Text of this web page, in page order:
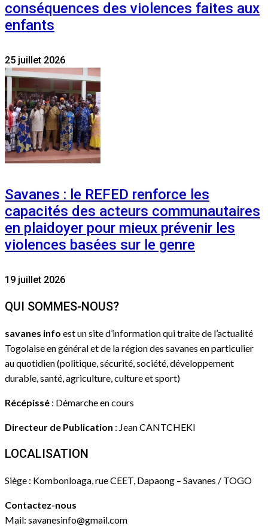
conséquences des violences faites aux
enfants
25 juillet 2026
Savanes : le REFED renforce les
capacités des acteurs communautaires
en plaidoyer pour mieux prévenir les
violences basées sur le genre
19 juillet 2026
QUI SOMMES-NOUS?
savanes info est un site d’information qui traite de l’actualité
Togolaise en général et de la région des savanes en particulier
au quotidien (politique, sécurité, société, développement
durable, santé, agriculture, culture et sport)
Récépissé : Démarche en cours
Directeur de Publication : Jean CANTCHEKI
LOCALISATION
Siège : Kombonloaga, rue CEET, Dapaong – Savanes / TOGO
Contactez-nous
Mail: savanesinfo@gmail.com